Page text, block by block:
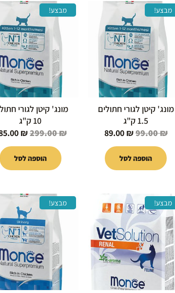
מבצע!
מונג' קיטן לגורי חתולים
1.5 ק"ג
99.00₪
המחיר
המקורי
היה:
99.00 ₪.
89.00 ₪
הוא:
הוספה לסל
מבצע!
מונג' קיטן לגורי
10 ק"ג
299.00₪
המחיר
המקורי
היה:
299.00 ₪.
₪
הוספה לסל
מבצע!
המחיר
המקורי
היה:
119.00 ₪.
הוא:
105.00 ₪.
מבצע!
המחיר
המקורי
היה:
99.00 ₪.